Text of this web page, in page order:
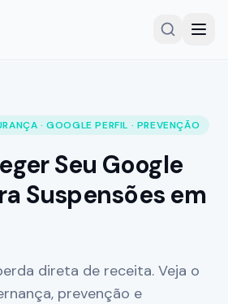
Negócio
· GOOGLE PERFIL · PREVENÇÃO
Seu Google
Suspensões em
direta de receita. Veja o
prevenção e